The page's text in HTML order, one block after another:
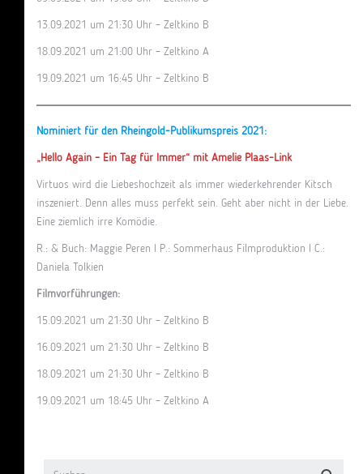
13.09.2021 um 21:30 Uhr – Zeltkino B
18.09.2021 um 21:00 Uhr – Zeltkino A
19.09.2021 um 16:45 Uhr – Zeltkino B
Nominiert für den Rheingold-Publikumspreis 2021:
„Hello Again – Ein Tag für Immer“ mit Amelie Plaas-Link
Virtuos wird die Liebeshochzeit als immer wiederkehrender Kitsch
inszeniert. Denn alles muss perfekt sein. Geht aber nicht in der Liebe.
Eine ziemlich irre Komödie.
R.: & Buch: Maggie Peren I P.: Sommerhaus Filmproduktion I C.:
Daniela Tolkien
Filmvorführungen:
15.09.2021 um 21:30 Uhr – Zeltkino B
16.09.2021 um 21:30 Uhr – Zeltkino B
18.09.2021 um 21:30 Uhr – Zeltkino B
19.09.2021 um 18:45 Uhr – Zeltkino A